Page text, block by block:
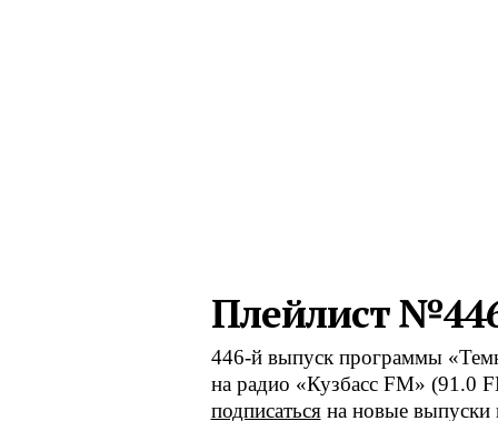
Плейлист
446-й выпуск программы
на радио «Кузбасс FM» (91.0
подписатьсяна новые выпуски